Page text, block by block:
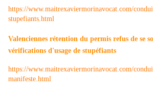
https://www.maitrexaviermorinavocat.com/
stupefiants.html
Valenciennes rétention du permis refus d e se
vérifications d'usage de stupéfiants
https://www.maitrexaviermorinavocat.com/
manifeste.html